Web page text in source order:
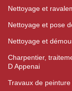
Nettoyage et
Nettoyage et pose
Nettoyage et
Charpentier,
D Appenai
Travaux de